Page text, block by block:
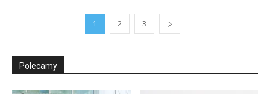
1 2 3
Polecamy